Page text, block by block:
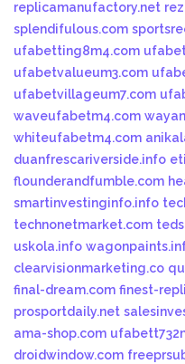
replicamanufactory.net
splendifulous.com
ufabetting8m4.com
ufabetvalueum3.com
ufabetvillageum7.com
waveufabetm4.com
whiteufabetm4.com
duanfrescariverside.info
flounderandfumble.com
smartinvestinginfo.info
technonetmarket.com
uskola.info
clearvisionmarketing.co
final-dream.com finest-
prosportdaily.net
ama-shop.com
droidwindow.com